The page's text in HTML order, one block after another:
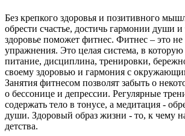
Без крепкого здоровья и позитивного
обрести счастье, достичь гармонии души
здоровье поможет фитнес. Фитнес – это
упражнения. Это целая система, в которую
питание, дисциплина, тренировки,
своему здоровью и гармония с
Занятия фитнесом позволят забыть о
о бессонице и депрессии. Регулярные
содержать тело в тонусе, а медитация -
души. Здоровый образ жизни - то, к чему
детства.